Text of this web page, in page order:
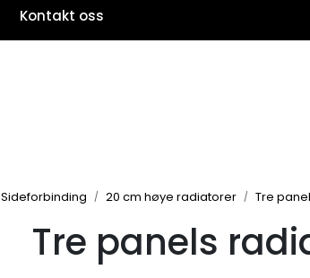
Kontakt oss
Sideforbinding 20 cm høye radiatorer Tre
Tre panels